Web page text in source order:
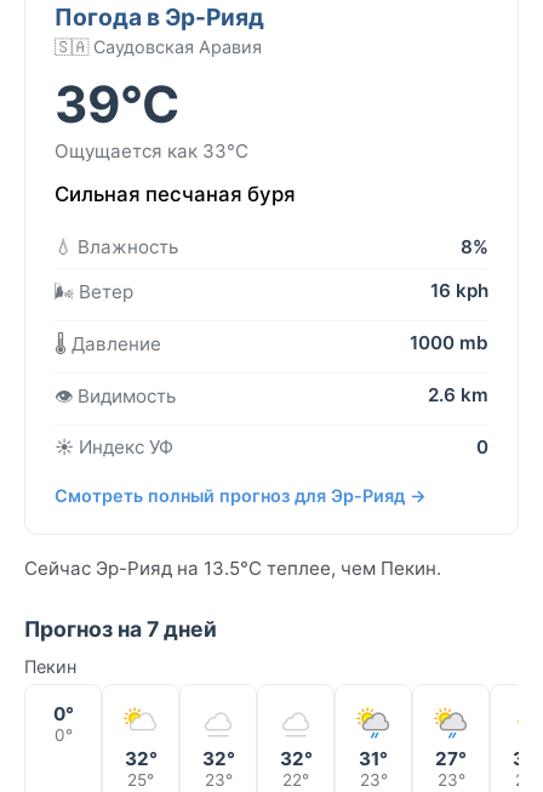
Погода в Эр-Рияд
🇸🇦 Саудовская Аравия
39°C
Ощущается как 33°C
Сильная песчаная буря
💧 Влажность
8%
🌬️ Ветер
16 kph
🌡️ Давление 1000 mb
👁️ Видимость 2.6 km
☀️ Индекс УФ 0
Смотреть полный прогноз для Эр-Рияд →
Сейчас Эр-Рияд на 13.5°C теплее, чем Пекин.
Прогноз на 7 дней
Пекин
0°
0°
32°
25°
32°
23°
32°
22°
31°
23°
27°
23° 23°